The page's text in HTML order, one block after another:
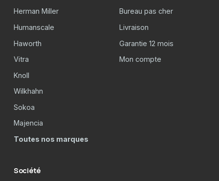
Herman Miller
Humanscale
Haworth
Vitra
Knoll
Wilkhahn
Sokoa
Majencia
Toutes nos marques
Bureau pas cher
Livraison
Garantie 12 mois
Mon compte
Société